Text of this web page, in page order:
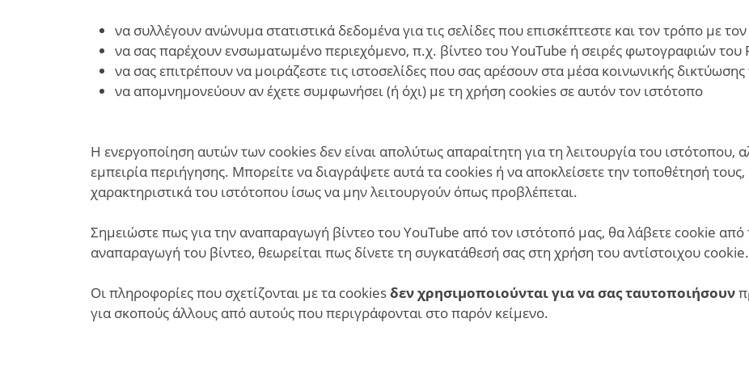
να συλλέγουν ανώνυμα στατιστικά δεδομένα για τις σελίδες που επισκέπτεστε και τον τρόπο με
να σας παρέχουν ενσωματωμένο περιεχόμενο, π.χ. βίντεο του YouTube ή σειρές φωτογραφιών του
να σας επιτρέπουν να μοιράζεστε τις ιστοσελίδες που σας αρέσουν στα μέσα κοινωνικής
να απομνημονεύουν αν έχετε συμφωνήσει (ή όχι) με τη χρήση cookies σε αυτόν τον ιστότοπο
Η ενεργοποίηση αυτών των cookies δεν είναι απολύτως απαραίτητη για τη λειτουργία του ιστότοπου,
εμπειρία περιήγησης. Μπορείτε να διαγράψετε αυτά τα cookies ή να αποκλείσετε την τοποθέτησή
χαρακτηριστικά του ιστότοπου ίσως να μην λειτουργούν όπως προβλέπεται.
Σημειώστε πως για την αναπαραγωγή βίντεο του YouΤube από τον ιστότοπό μας, θα λάβετε cookie από
αναπαραγωγή του βίντεο, θεωρείται πως δίνετε τη συγκατάθεσή σας στη χρήση του αντίστοιχου cookie.
Οι πληροφορίες που σχετίζονται με τα cookiesδεν χρησιμοποιούνται για να σας ταυτοποιήσουν
για σκοπούς άλλους από αυτούς που περιγράφονται στο παρόν κείμενο.